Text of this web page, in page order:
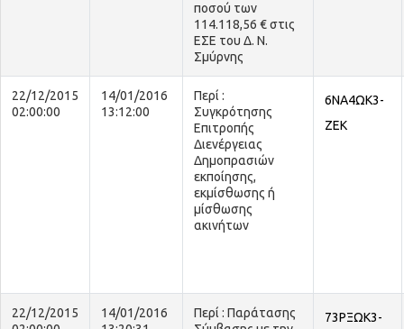
ποσού των
114.118,56 € στις
ΕΣΕ του Δ. Ν.
Σμύρνης
22/12/2015
02:00:00
14/01/2016
13:12:00
Περί :
Συγκρότησης
Επιτροπής
Διενέργειας
Δημοπρασιών
εκποίησης,
εκμίσθωσης ή
μίσθωσης
ακινήτων
6ΝΑ4ΩΚ3-
ΖΕΚ
22/12/2015
14/01/2016
Περί : Παράτασης
73ΡΞΩΚ3-